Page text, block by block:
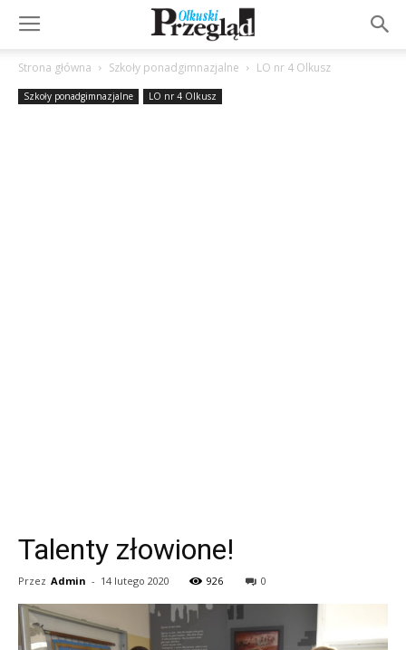
Strona główna Szkoły ponadgimnazjalne LO nr 4 Olkusz
Szkoły ponadgimnazjalne LO nr 4 Olkusz
Talenty złowione!
Przez Admin - 14 lutego 2020 926 0